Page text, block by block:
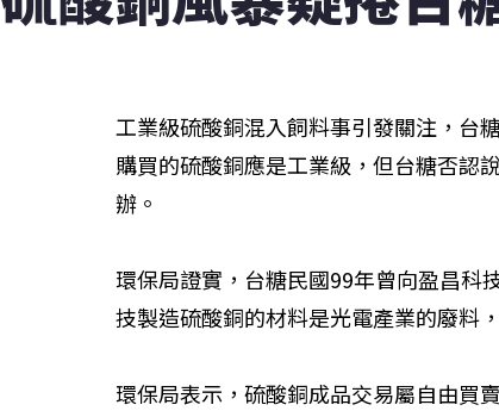
工業級硫酸銅混入飼料事引發關注，台
購買的硫酸銅應是工業級，但台糖否認
辦。
環保局證實，台糖民國99年曾向盈昌科
技製造硫酸銅的材料是光電產業的廢料
環保局表示，硫酸銅成品交易屬自由買